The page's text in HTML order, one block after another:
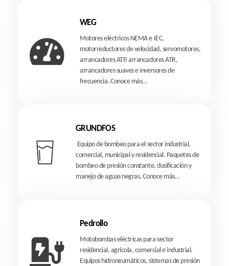
WEG
Motores eléctricos NEMA e IEC,
motorreductores de velocidad, servomotores,
arrancadores ATP, arrancadores ATR,
arrancadores suaves e inversores de
frecuencia.Conoce más…
GRUNDFOS
Equipo de bombeo para el sector industrial,
comercial, municipal y residencial. Paquetes de
bombeo de presión constante, dosificación y
manejo de aguas negras.Conoce más…
Pedrollo
Motobombas eléctricas para sector
residencial, agrícola, comercial e industrial.
Equipos hidroneumáticos, sistemas de presión